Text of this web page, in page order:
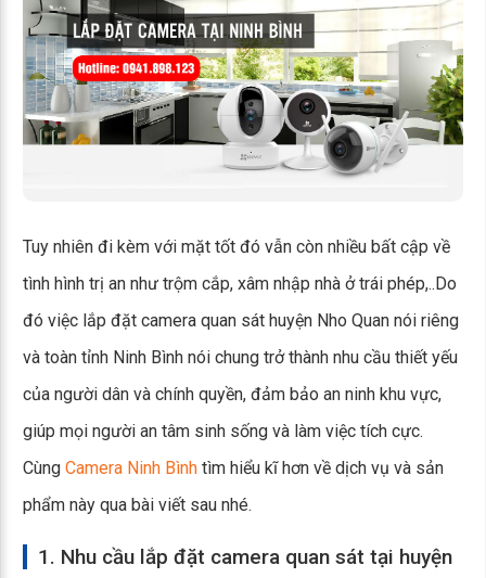
Tuy nhiên đi kèm với mặt tốt đó vẫn còn nhiều bất cập về
tình hình trị an như trộm cắp, xâm nhập nhà ở trái phép,..Do
đó việc lắp đặt camera quan sát huyện Nho Quan nói riêng
và toàn tỉnh Ninh Bình nói chung trở thành nhu cầu thiết yếu
của người dân và chính quyền, đảm bảo an ninh khu vực,
giúp mọi người an tâm sinh sống và làm việc tích cực.
Cùng Camera Ninh Bình tìm hiểu kĩ hơn về dịch vụ và sản
phẩm này qua bài viết sau nhé.
1. Nhu cầu lắp đặt camera quan sát tại huyện